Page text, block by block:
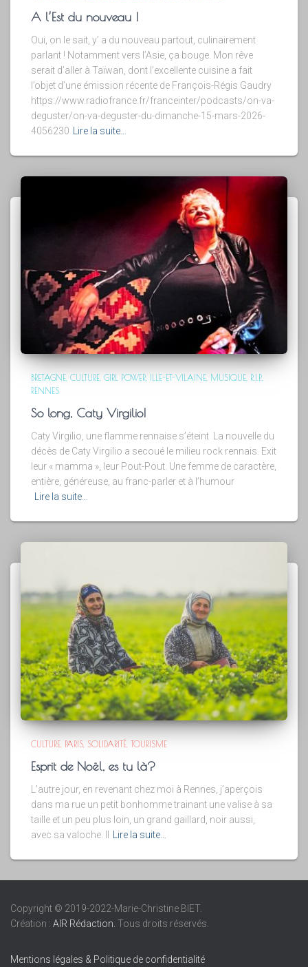
A l’Est du nouveau !
Oui, on le sait, y’ a du nouveau partout, culinairement
parlant ! Notamment vers l’Asie, ça bouge. Mon rêve
serait d’aller à Taïwan, dont l’excellente cuisine a fait
l’objet d’une émission récente de François-Régis Gaudry
https://www.radiofrance.fr/franceinter/podcasts/on-va-
deguster/on-va-deguster-du-dimanche-15-mars-2026-
4056230
Lire la suite…
BRETAGNE CULTURE GIRL POWER ILLE-ET-VILAINE MUSIQUE R.I.P.
RENNES
So long, Caty Virgilio!
Caty Virgilio, une flamme rennaise s’éteint La nouvelle du
décès de Caty Virgilio a secoué le milieu rock rennais. Exit
leur « mamma », leur Pout-Pout. Une femme de caractère,
entière, généreuse, au franc-parler et à l’humour
Lire la suite…
CULTURE PARIS SOLIDARITÉ TOURISME
Esprit de Noël, es tu là?
L’autre jour, en revenant chez moi à Rennes, j’aperçois
dans ma rue un petit bonhomme trainant une valise à sa
taille et un peu plus loin, un grand gaillard, noir aussi,
avec sa valoche. Il
Lire la suite…
Copyright © 2019-2022-Marie-Christine BIET.
Création : AIR Rédaction. Tous droits réservés.
Mentions légales & Politique de confidentialité